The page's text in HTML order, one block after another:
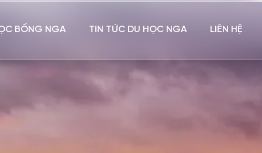
BỔNG NGA TIN TỨC DU HỌC NGA LIÊN HỆ